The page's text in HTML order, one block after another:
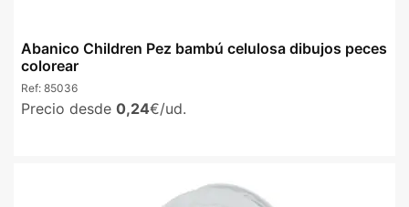
Abanico Children Pez bambú celulosa dibujos peces
colorear
Ref: 85036
Precio desde 0,24€/ud.